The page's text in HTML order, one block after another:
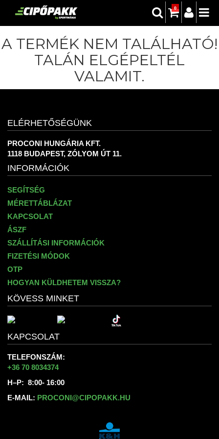
0
A TERMÉK NEM TALÁLHATÓ!
TALÁN ELGÉPELTÉL
VALAMIT.
ELÉRHETŐSÉGÜNK
PROCONI HUNGÁRIA KFT.
1118 BUDAPEST, ZÓLYOM ÚT 11.
INFORMÁCIÓK
SEGÍTSÉG
MÉRETTÁBLÁZAT
KAPCSOLAT
ÁSZF
SZÁLLÍTÁSI INFORMÁCIÓK
FIZETÉSI MÓDOK
OTP
HOGYAN KÜLDHETEM VISSZA?
KÖVESS MINKET
KAPCSOLAT
TELEFONSZÁM:
+36 70 8034374
H–P: 8:00- 16:00
E-MAIL: PROCONI@CIPOPAKK.HU